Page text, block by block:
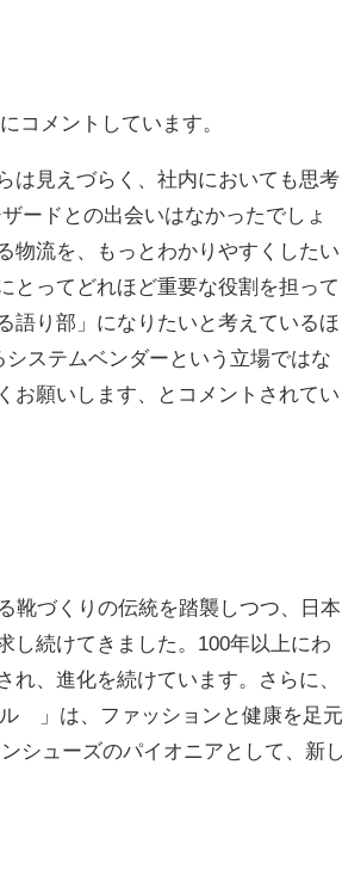
コメントしています。
は見えづらく、社内においても思考
ードとの出会いはなかったでしょ
物流を、もっとわかりやすくしたい
とってどれほど重要な役割を担って
語り部」になりたいと考えているほ
ステムベンダーという立場ではな
お願いします、とコメントされてい
靴づくりの伝統を踏襲しつつ、日本
し続けてきました。100年以上にわ
、進化を続けています。さらに、
®」は、ファッションと健康を足元
シューズのパイオニアとして、新